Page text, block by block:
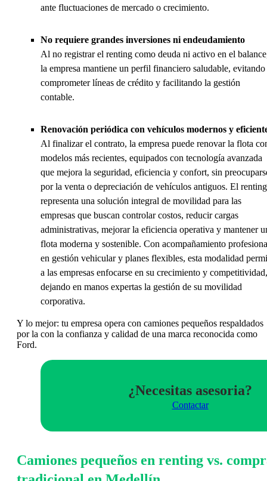
ante fluctuaciones de mercado o crecimiento.
No requiere grandes inversiones ni endeudamiento
Al no registrar el renting como deuda ni activo en el
la empresa mantiene un perfil financiero saludable, evitando
comprometer líneas de crédito y facilitando la gestión
contable.
Renovación periódica con vehículos modernos y
Al finalizar el contrato, la empresa puede renovar la flota
modelos más recientes, equipados con tecnología avanzada
que mejora la seguridad, eficiencia y confort, sin
por la venta o depreciación de vehículos antiguos. El renting
representa una solución integral de movilidad para las
empresas que buscan controlar costos, reducir cargas
administrativas, mejorar la eficiencia operativa y mantener
flota moderna y sostenible. Con acompañamiento
en gestión vehicular y planes flexibles, esta modalidad
a las empresas enfocarse en su crecimiento y competitividad,
dejando en manos expertas la gestión de su movilidad
corporativa.
Y lo mejor: tu empresa opera con camiones pequeños respaldados
por la con la confianza y calidad de una marca reconocida como
Ford.
¿Necesitas asesoria?
Contactar
Camiones pequeños en renting vs.